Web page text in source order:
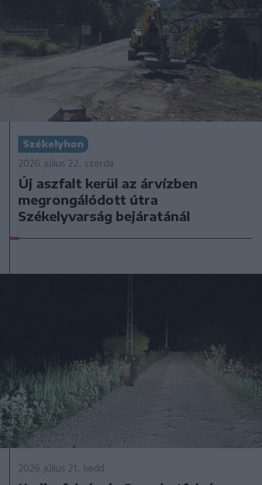
Székelyhon
2026. július 22., szerda
Új aszfalt kerül az árvízben
megrongálódott útra
Székelyvarság bejáratánál
2026. július 21., kedd